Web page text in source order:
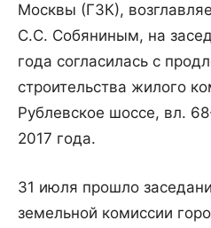
Москвы (ГЗК),
С.С. Собяниным, на
года согласилась с
строительства жилого
Рублевское шоссе, вл.
2017 года.
31 июля прошло
земельной комиссии